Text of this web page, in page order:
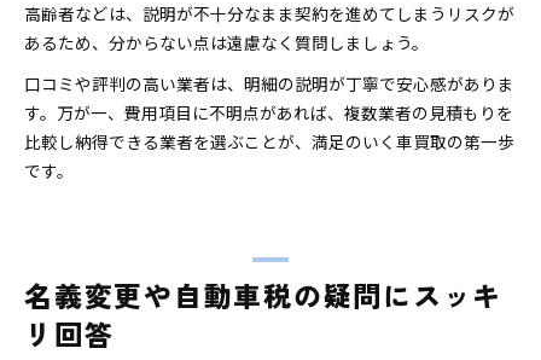
高齢者などは、説明が不十分なまま契約を進めてしまうリスクが
あるため、分からない点は遠慮なく質問しましょう。
口コミや評判の高い業者は、明細の説明が丁寧で安心感がありま
す。万が一、費用項目に不明点があれば、複数業者の見積もりを
比較し納得できる業者を選ぶことが、満足のいく車買取の第一歩
です。
名義変更や自動車税の疑問にスッキ
リ回答